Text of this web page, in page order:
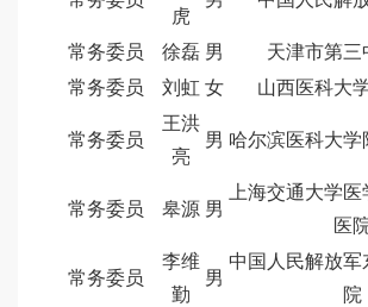
虎
常务委员 徐磊 男
天津市第
常务委员
刘虹 女 山西医科大
常务委员
王洪
亮
男 哈尔滨医科大
常务委员 皋源 男
上海交通大学
医
常务委员
李维
勤
男
中国人民解放
院